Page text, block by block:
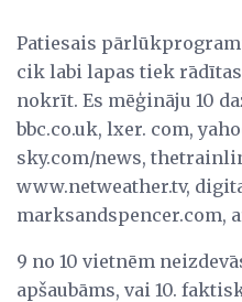
Patiesais
cik labi lapas tiek
nokrīt. Es mēģināju 10
bbc.co.uk, lxer. com,
sky.com/news,
www.netweather.tv,
marksandspencer.com,
9 no 10 vietnēm
apšaubāms, vai 10.